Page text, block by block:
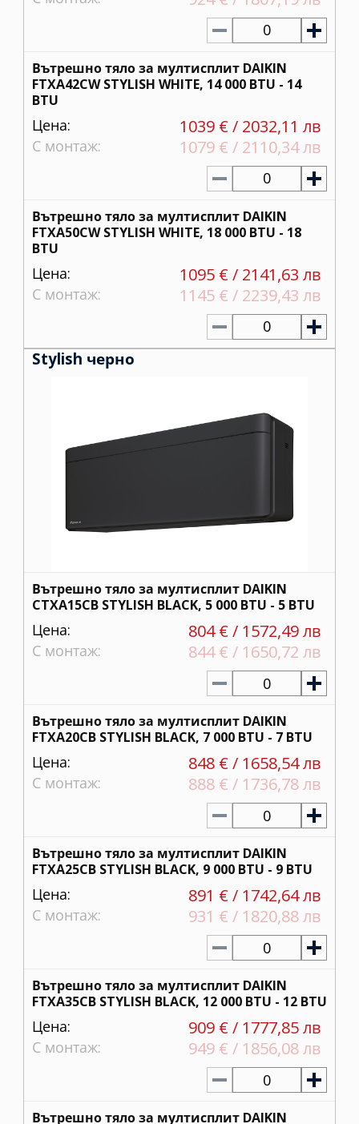
0
Вътрешно тяло за мултисплит DAIKIN
FTXA42CW STYLISH WHITE, 14 000 BTU - 14
BTU
Цена: 1039 € / 2032,11 лв
С монтаж: 1079 € / 2110,34 лв
0
Вътрешно тяло за мултисплит DAIKIN
FTXA50CW STYLISH WHITE, 18 000 BTU - 18
BTU
Цена: 1095 € / 2141,63 лв
С монтаж: 1145 € / 2239,43 лв
0
Stylish черно
Вътрешно тяло за мултисплит DAIKIN
CTXA15CB STYLISH BLACK, 5 000 BTU - 5 BTU
Цена: 804 € / 1572,49 лв
С монтаж: 844 € / 1650,72 лв
0
Вътрешно тяло за мултисплит DAIKIN
FTXA20CB STYLISH BLACK, 7 000 BTU - 7 BTU
Цена: 848 € / 1658,54 лв
С монтаж: 888 € / 1736,78 лв
0
Вътрешно тяло за мултисплит DAIKIN
FTXA25CB STYLISH BLACK, 9 000 BTU - 9 BTU
Цена: 891 € / 1742,64 лв
С монтаж: 931 € / 1820,88 лв
0
Вътрешно тяло за мултисплит DAIKIN
FTXA35CB STYLISH BLACK, 12 000 BTU - 12 BTU
Цена: 909 € / 1777,85 лв
С монтаж: 949 € / 1856,08 лв
0
Вътрешно тяло за мултисплит DAIKIN